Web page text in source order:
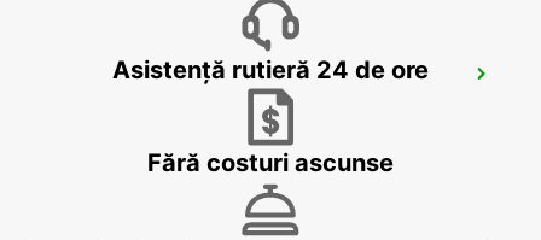
ZURICH ZENTRUM ETH ONLY ETH
Asistență rutieră 24 de ore
Fără costuri ascunse